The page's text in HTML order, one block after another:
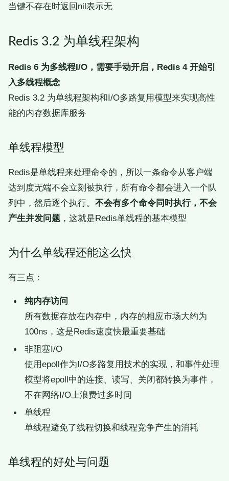
当键不存在时返回nil表示无
Redis 3.2 为单线程架构
Redis 6 为多线程I/O，需要手动开启，Redis 4 开始引
入多线程概念
Redis 3.2 为单线程架构和I/O多路复用模型来实现高性
能的内存数据库服务
单线程模型
Redis是单线程来处理命令的，所以一条命令从客户端
达到度无端不会立刻被执行，所有命令都会进入一个队
列中，然后逐个执行。 不会有多个命令同时执行，不会
产生并发问题 ，这就是Redis单线程的基本模型
为什么单线程还能这么快
有三点：
纯内存访问
所有数据存放在内存中，内存的相应市场大约为
100ns，这是Redis速度快最重要基础
非阻塞I/O
使用epoll作为I/O多路复用技术的实现，和事件处理
模型将epoll中的连接、读写、关闭都转换为事件，
不在网络I/O上浪费过多时间
单线程
单线程避免了线程切换和线程竞争产生的消耗
单线程的好处与问题